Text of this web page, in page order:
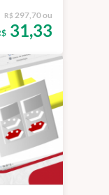
R$ 297,70 ou
31,33